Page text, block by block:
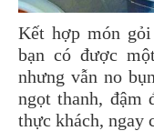
Kết hợp món
bạn có được
nhưng vẫn no
ngọt thanh, đậm
thực khách, ngay